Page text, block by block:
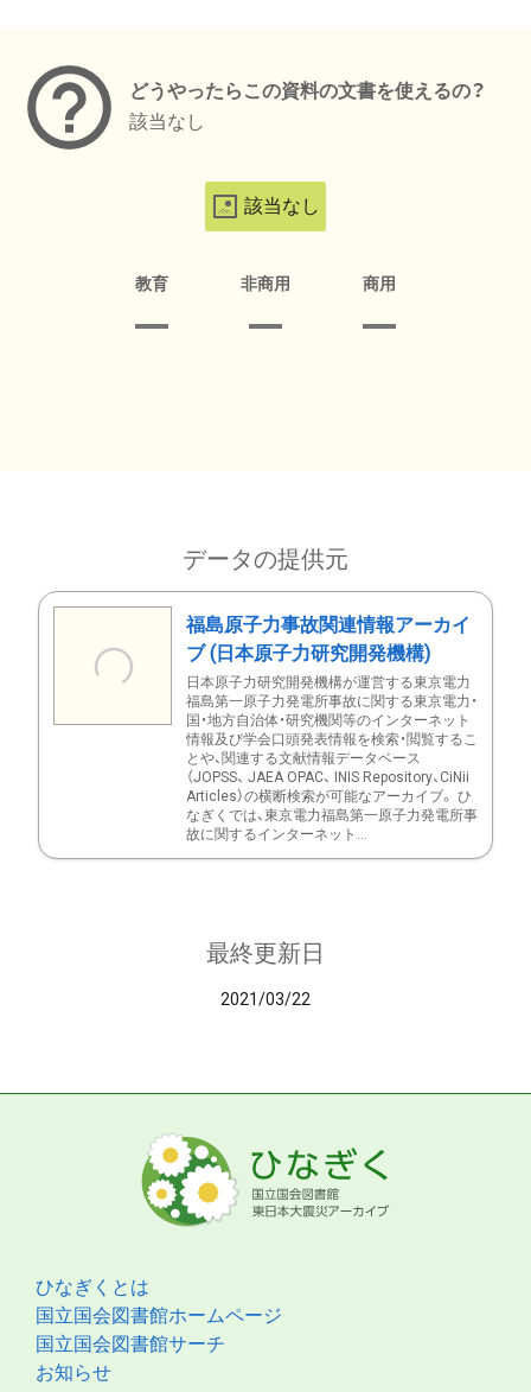
どうやったらこの資料の文書を使えるの？
該当なし
該当なし
教育 非商用 商用
データの提供元
福島原子力事故関連情報アーカイ
ブ (日本原子力研究開発機構)
日本原子力研究開発機構が運営する東京電力
福島第一原子力発電所事故に関する東京電力・
国・地方自治体・研究機関等のインターネット
情報及び学会口頭発表情報を検索・閲覧するこ
とや、関連する文献情報データベース
（JOPSS、 JAEA OPAC、 INIS Repository、CiNii
Articles）の横断検索が可能なアーカイブ。 ひ
なぎくでは、東京電力福島第一原子力発電所事
故に関するインターネット...
最終更新日
2021/03/22
ひなぎくとは
国立国会図書館ホームページ
国立国会図書館サーチ
お知らせ